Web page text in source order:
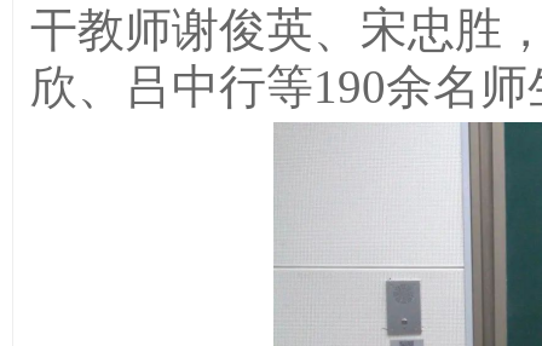
干教师谢俊英、宋忠胜
欣、吕中行等190余名师